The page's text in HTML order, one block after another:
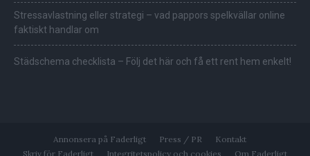
Stressavlastning eller strategi – vad pappors spelkvällar online
faktiskt handlar om
Städschema checklista – Följ det här och få ett rent hem enkelt!
Annonsera på Faderligt Press / PR
Kontakt
Skriv för Faderligt
Integritetspolicy och cookies Om Faderligt